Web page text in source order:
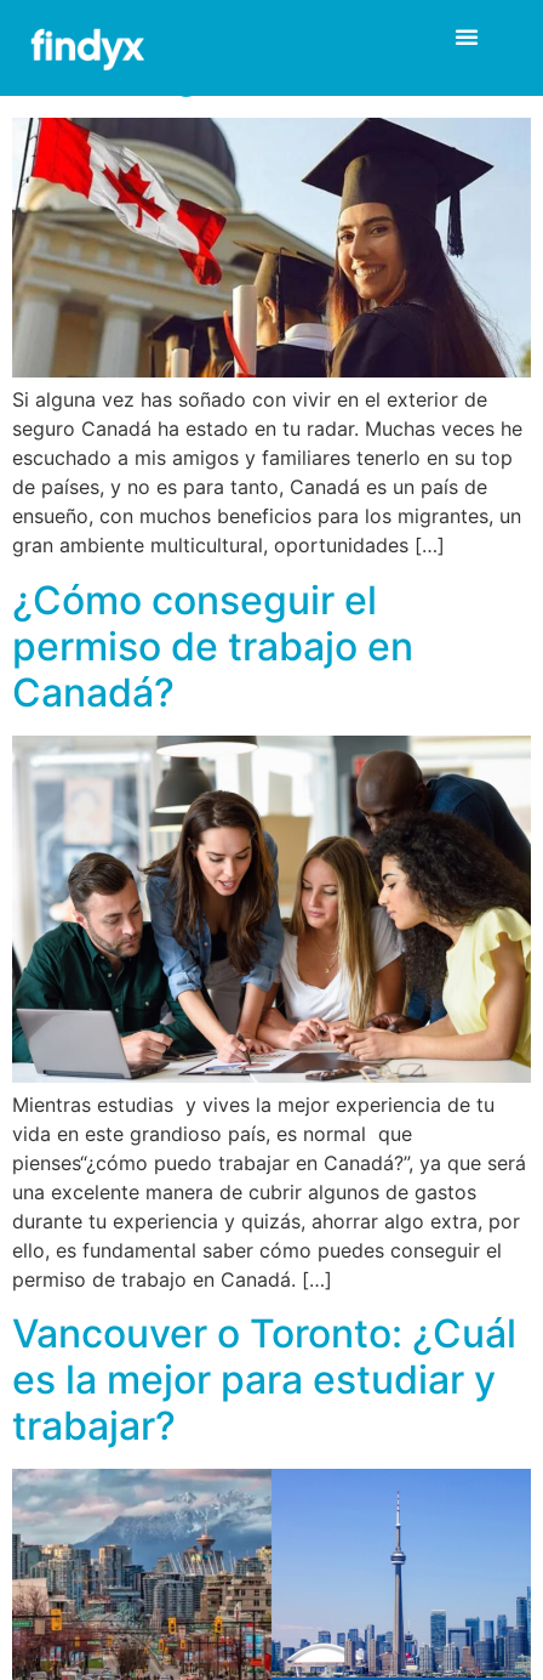
Opciones para estudiar
Marketing en Canadá
Si alguna vez has soñado con vivir en el exterior de
seguro Canadá ha estado en tu radar. Muchas veces he
escuchado a mis amigos y familiares tenerlo en su top
de países, y no es para tanto, Canadá es un país de
ensueño, con muchos beneficios para los migrantes, un
gran ambiente multicultural, oportunidades […]
¿Cómo conseguir el
permiso de trabajo en
Canadá?
Mientras estudias y vives la mejor experiencia de tu
vida en este grandioso país, es normal que
pienses“¿cómo puedo trabajar en Canadá?”, ya que será
una excelente manera de cubrir algunos de gastos
durante tu experiencia y quizás, ahorrar algo extra, por
ello, es fundamental saber cómo puedes conseguir el
permiso de trabajo en Canadá. […]
Vancouver o Toronto: ¿Cuál
es la mejor para estudiar y
trabajar?